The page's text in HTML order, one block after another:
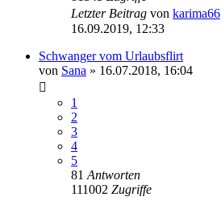
Letzter Beitrag von karima66
16.09.2019, 12:33
Schwanger vom Urlaubsflirt
von Sana » 16.07.2018, 16:04
1
2
3
4
5
81 Antworten
111002 Zugriffe